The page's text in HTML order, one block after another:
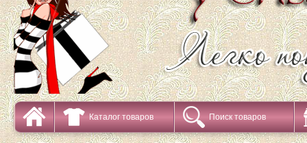
Каталог товаров Поиск товаров